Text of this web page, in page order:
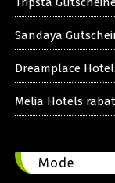
Sandaya
Dreamplace
Melia Hotels
Mode